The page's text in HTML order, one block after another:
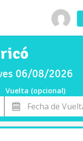
06/08/2026
Vuelta (opcional)
Fecha
de
Vuelta